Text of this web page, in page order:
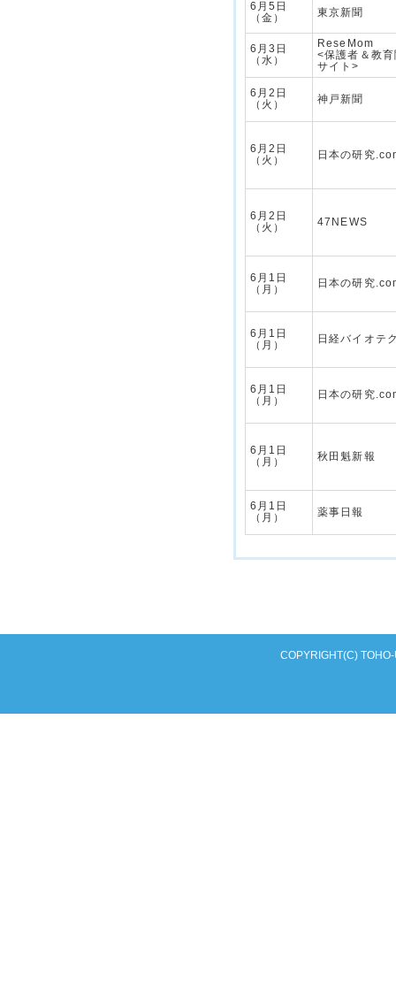
6月5日
（金）
東京新聞
6月3日
（水）
ReseMom
<保護者＆教
サイト>
6月2日
（火）
神戸新聞
6月2日
（火）
日本の研究
6月2日
（火）
47NEWS
6月1日
（月）
日本の研究
6月1日
（月）
日経バイオテ
6月1日
（月）
日本の研究
6月1日
（月）
秋田魁新報
6月1日
（月）
薬事日報
COPYRIGHT(C)